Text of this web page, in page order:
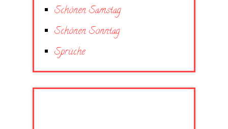
Schönen Samstag
Schönen Sonntag
Sprüche